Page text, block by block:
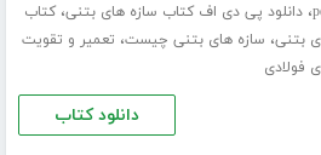
،دانلود پی دی اف کتاب سازه های بتنی،کتاب
بتنی، سازه های بتنی چیست، تعمیر و تقویت
فولادی
دانلود کتاب